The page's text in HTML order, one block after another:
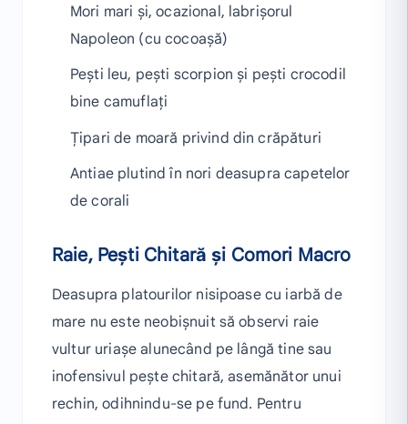
Mori mari și, ocazional, labrișorul
Napoleon (cu cocoașă)
Pești leu, pești scorpion și pești crocodil
bine camuflați
Țipari de moară privind din crăpături
Antiae plutind în nori deasupra capetelor
de corali
Raie, Pești Chitară și Comori Macro
Deasupra platourilor nisipoase cu iarbă de
mare nu este neobișnuit să observi raie
vultur uriașe alunecând pe lângă tine sau
inofensivul pește chitară, asemănător unui
rechin, odihnindu-se pe fund. Pentru